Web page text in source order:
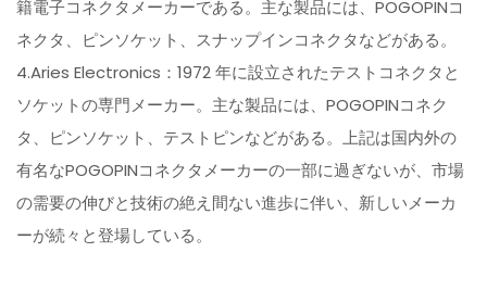
籍電子コネクタメーカーである。主な製品には、POGOPINコ
ネクタ、ピンソケット、スナップインコネクタなどがある。
4.Aries Electronics：1972 年に設立されたテストコネクタと
ソケットの専門メーカー。主な製品には、POGOPINコネク
タ、ピンソケット、テストピンなどがある。上記は国内外の
有名なPOGOPINコネクタメーカーの一部に過ぎないが、市場
の需要の伸びと技術の絶え間ない進歩に伴い、新しいメーカ
ーが続々と登場している。